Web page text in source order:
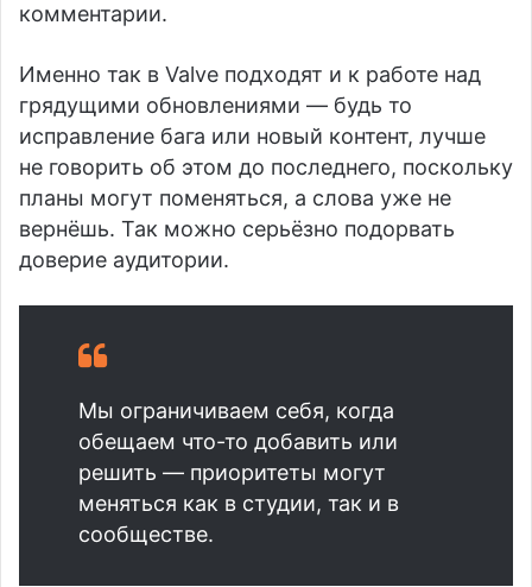
комментарии.
Именно так в Valve подходят и к работе над
грядущими обновлениями — будь то
исправление бага или новый контент, лучше
не говорить об этом до последнего, поскольку
планы могут поменяться, а слова уже не
вернёшь. Так можно серьёзно подорвать
доверие аудитории.
Мы ограничиваем себя, когда
обещаем что-то добавить или
решить — приоритеты могут
меняться как в студии, так и в
сообществе.